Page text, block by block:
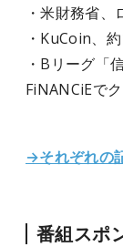
・米財務省
・KuCoin、
・Bリーグ「
FiNANCiEで
→それぞれの
番組スポ